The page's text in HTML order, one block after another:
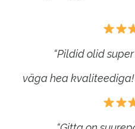
“Pildid olid
väga hea kvaliteediga!